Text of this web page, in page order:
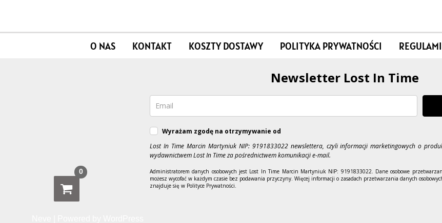
O NAS KONTAKT KOSZTY DOSTAWY POLITYKA PRYWATNOŚCI
Newsletter Lost In Time
Wyrażam zgodę na otrzymywanie od
Lost In Time Marcin Martyniuk NIP: 9191833022 newslettera, czyli informacji marketingowych o
wydawnictwem Lost In Time za pośrednictwem komunikacji e-mail.
Administratorem danych osobowych jest Lost In Time Marcin Martyniuk NIP: 9191833022. Dane osobowe
możesz wycofać w każdym czasie bez podawania przyczyny. Więcej informacji o zasadach przetwarzania danych
znajduje się w Polityce Prywatności.
0